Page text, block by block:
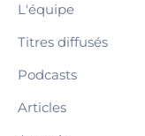
L'équipe
Titres diffusés
Podcasts
Articles